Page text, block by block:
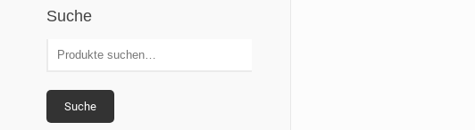
Suche
Suche